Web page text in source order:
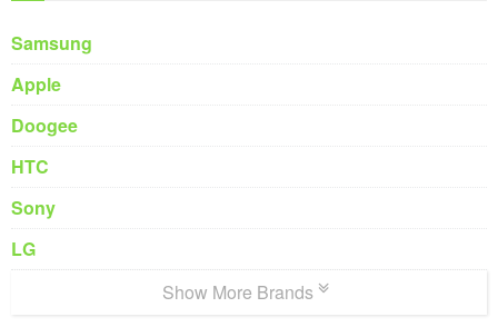
Samsung
Apple
Doogee
HTC
Sony
LG
Show More Brands